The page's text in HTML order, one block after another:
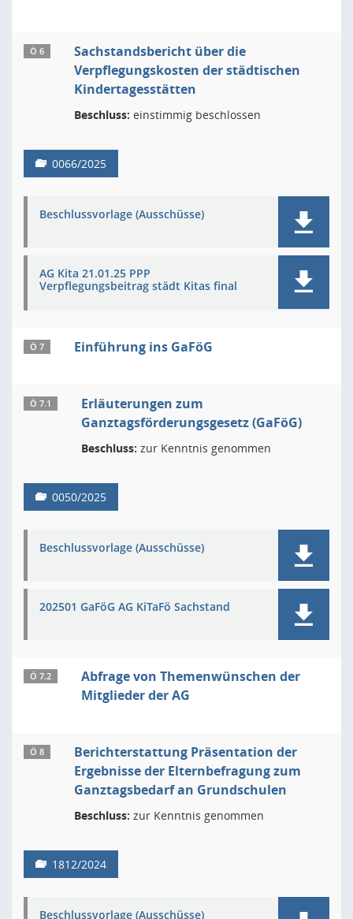
Ö 6
Sachstandsbericht über die
Verpflegungskosten der städtischen
Kindertagesstätten
Beschluss: einstimmig beschlossen
0066/2025
Beschlussvorlage (Ausschüsse)
AG Kita 21.01.25 PPP
Verpflegungsbeitrag städt Kitas final
Ö 7 Einführung ins GaFöG
Ö 7.1
Erläuterungen zum
Ganztagsförderungsgesetz (GaFöG)
Beschluss: zur Kenntnis genommen
0050/2025
Beschlussvorlage (Ausschüsse)
202501 GaFöG AG KiTaFö Sachstand
Ö 7.2
Abfrage von Themenwünschen der
Mitglieder der AG
Ö 8
Berichterstattung Präsentation der
Ergebnisse der Elternbefragung zum
Ganztagsbedarf an Grundschulen
Beschluss: zur Kenntnis genommen
1812/2024
Beschlussvorlage (Ausschüsse)